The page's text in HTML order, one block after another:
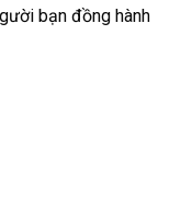
bạn đồng hành